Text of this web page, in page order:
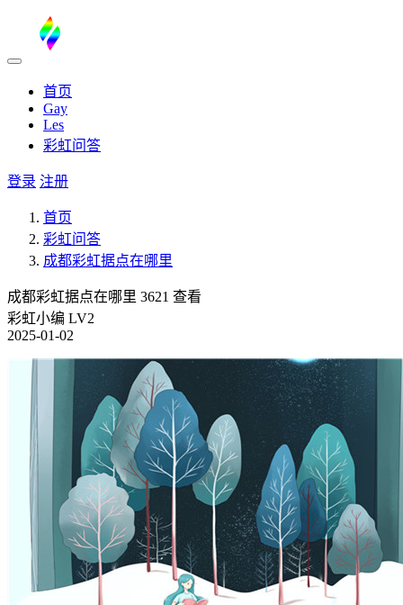
首页
Gay
Les
彩虹问答
登录 注册
首页
彩虹问答
成都彩虹据点在哪里
成都彩虹据点在哪里 3621 查看
彩虹小编 LV2
2025-01-02